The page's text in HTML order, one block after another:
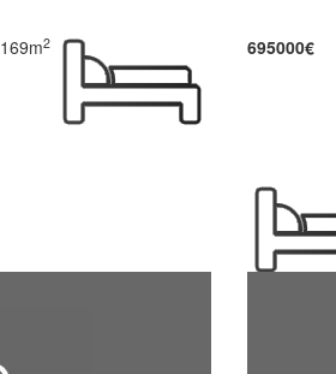
169m2 695000€